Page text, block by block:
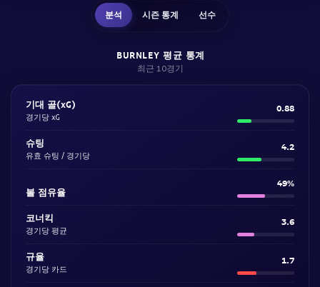
분석 시즌 통계 선수
BURNLEY 평균 통계
최근 10경기
기대 골(xG)
경기당 xG
0.88
슈팅
유효 슈팅 / 경기당
4.2
볼 점유율
49%
코너킥
경기당 평균
3.6
규율
경기당 카드
1.7